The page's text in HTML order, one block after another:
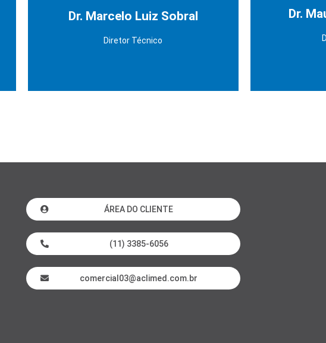
Dr. Marcelo Luiz Sobral
Diretor Técnico
Dr.
ÁREA DO CLIENTE
(11) 3385-6056
comercial03@aclimed.com.br